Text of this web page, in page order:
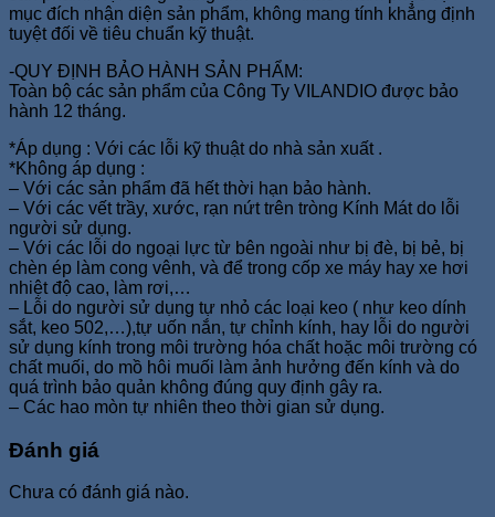
mục đích nhận diện sản phẩm, không mang tính khẳng định
tuyệt đối về tiêu chuẩn kỹ thuật.
-QUY ĐỊNH BẢO HÀNH SẢN PHẨM:
Toàn bộ các sản phẩm của Công Ty VILANDIO được bảo
hành 12 tháng.
*Áp dụng : Với các lỗi kỹ thuật do nhà sản xuất .
*Không áp dụng :
– Với các sản phẩm đã hết thời hạn bảo hành.
– Với các vết trầy, xước, rạn nứt trên tròng Kính Mát do lỗi
người sử dụng.
– Với các lỗi do ngoại lực từ bên ngoài như bị đè, bị bẻ, bị
chèn ép làm cong vênh, và để trong cốp xe máy hay xe hơi
nhiệt độ cao, làm rơi,…
– Lỗi do người sử dụng tự nhỏ các loại keo ( như keo dính
sắt, keo 502,…),tự uốn nắn, tự chỉnh kính, hay lỗi do người
sử dụng kính trong môi trường hóa chất hoặc môi trường có
chất muối, do mồ hôi muối làm ảnh hưởng đến kính và do
quá trình bảo quản không đúng quy định gây ra.
– Các hao mòn tự nhiên theo thời gian sử dụng.
Đánh giá
Chưa có đánh giá nào.